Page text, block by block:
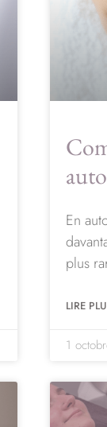
En
plus
LIRE
1